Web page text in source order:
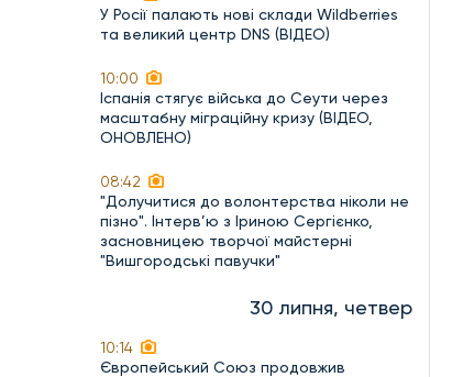
У Росії палають нові склади Wildberries
та великий центр DNS (ВІДЕО)
10:00
Іспанія стягує війська до Сеути через
масштабну міграційну кризу (ВІДЕО,
ОНОВЛЕНО)
08:42
"Долучитися до волонтерства ніколи не
пізно". Інтерв’ю з Іриною Сергієнко,
засновницею творчої майстерні
"Вишгородські павучки"
30 липня, четвер
10:14
Європейський Союз продовжив